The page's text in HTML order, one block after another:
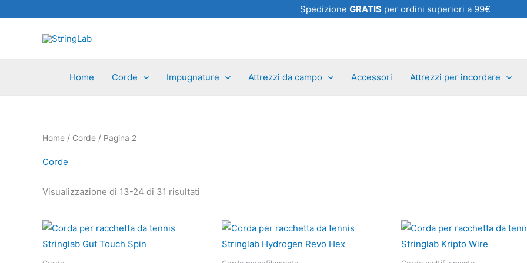
Spedizione GRATIS per ordini superiori a 99€
Home Corde Impugnature Attrezzi da campo Accessori Attrezzi per incordare
Home / Corde / Pagina 2
Corde
Visualizzazione di 13-24 di 31 risultati
Questo
prodotto
Questo
prodotto
ha
Questo
prodotto
ha